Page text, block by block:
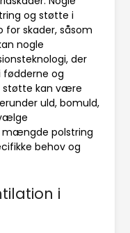
og støtte i
for skader, såsom
nogle
der
og
støtte kan være
uld, bomuld,
polstring
behov og
i